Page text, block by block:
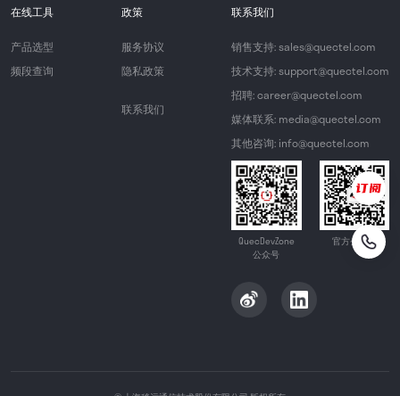
在线工具
产品选型
频段查询
政策
服务协议
隐私政策
联系我们
联系我们
销售支持: sales@quectel.com
技术支持: support@quectel.com
招聘: career@quectel.com
媒体联系: media@quectel.com
其他咨询: info@quectel.com
QuecDevZone
公众号
官方公众号